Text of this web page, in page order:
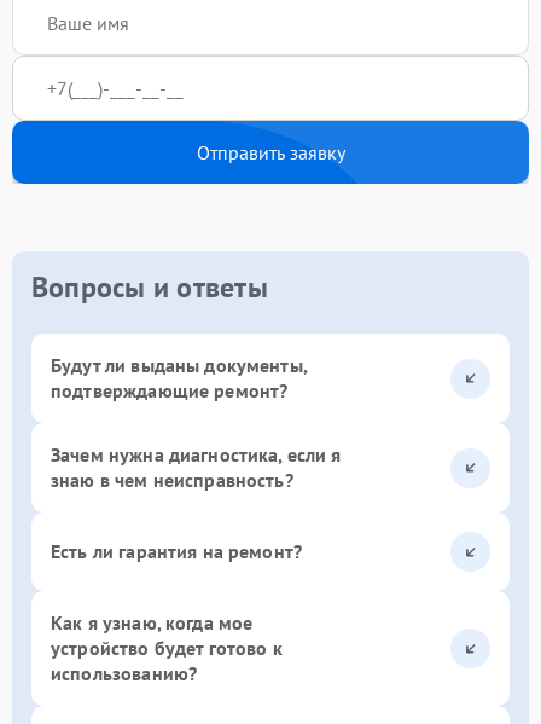
Отправить заявку
Вопросы и ответы
Будут ли выданы документы,
подтверждающие ремонт?
Зачем нужна диагностика, если я
знаю в чем неисправность?
Есть ли гарантия на ремонт?
Как я узнаю, когда мое
устройство будет готово к
использованию?